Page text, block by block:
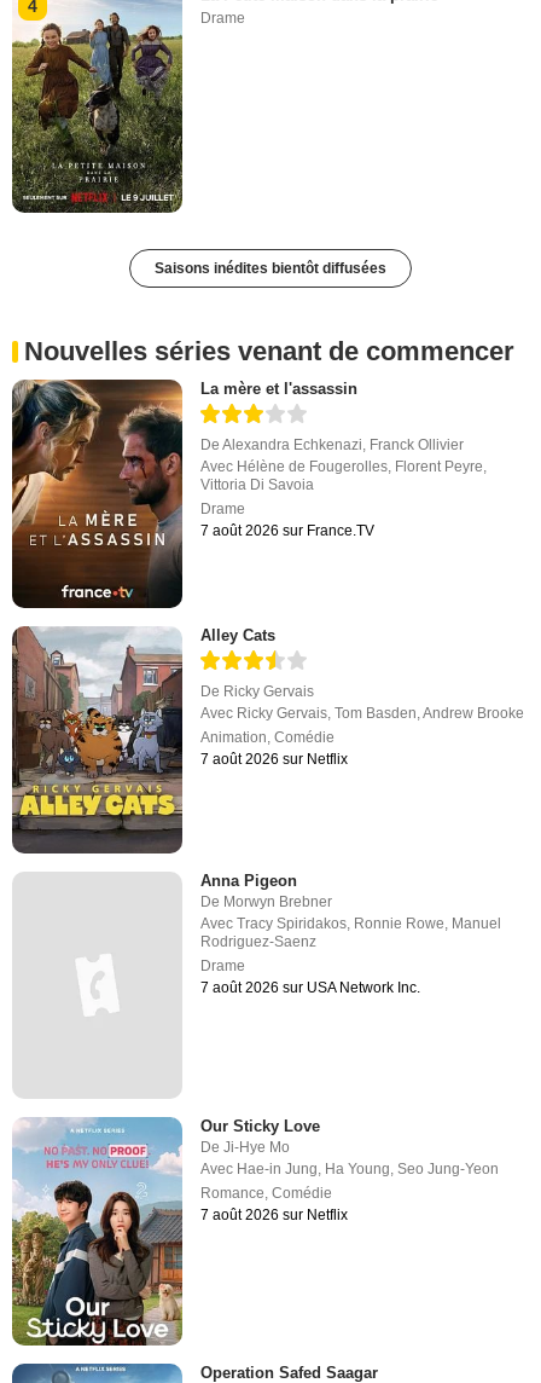
4
Drame
Saisons inédites bientôt diffusées
Nouvelles séries venant de commencer
La mère et l'assassin
DeAlexandra Echkenazi, Franck Ollivier
Avec Hélène de Fougerolles, Florent Peyre,
Vittoria Di Savoia
Drame
7 août 2026 sur France.TV
Alley Cats
De Ricky Gervais
Avec Ricky Gervais ,Tom Basden ,Andrew Brooke
Animation ,Comédie
7 août 2026 sur Netflix
Anna Pigeon
De Morwyn Brebner
AvecTracy Spiridakos, Ronnie Rowe, Manuel
Rodriguez-Saenz
Drame
7 août 2026 sur USA Network Inc.
Our Sticky Love
DeJi-Hye Mo
Avec Hae-in Jung, Ha Young,Seo Jung-Yeon
Romance,Comédie
7 août 2026 sur Netflix
Operation Safed Saagar